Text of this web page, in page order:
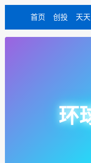
首页 创投 天天
环